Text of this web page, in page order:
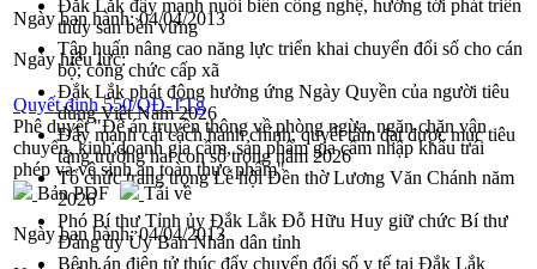
Đắk Lắk đẩy mạnh nuôi biển công nghệ, hướng tới phát triển
thủy sản bền vững
Tập huấn nâng cao năng lực triển khai chuyển đổi số cho cán
bộ, công chức cấp xã
Đắk Lắk phát động hưởng ứng Ngày Quyền của người tiêu
dùng Việt Nam 2026
Đẩy mạnh cải cách hành chính, quyết tâm đạt được mục tiêu
tăng trưởng hai con số trong năm 2026
Tổ chức trang trọng Lễ hội Đền thờ Lương Văn Chánh năm
2026
Phó Bí thư Tỉnh ủy Đắk Lắk Đỗ Hữu Huy giữ chức Bí thư
Đảng ủy Ủy Ban Nhân dân tỉnh
Bệnh án điện tử thúc đẩy chuyển đổi số y tế tại Đắk Lắk
Ngày ban hành:04/04/2013
Ngày hiệu lực:
Quyết định 550/QĐ-TTg
Phê duyệt "Đề án truyền thông về phòng ngừa, ngăn chặn vận
chuyển, kinh doanh gia cầm, sản phẩm gia cầm nhập khẩu trái
phép và vệ sinh an toàn thực phẩm"
Bản PDF
Tải về
Ngày ban hành:04/04/2013